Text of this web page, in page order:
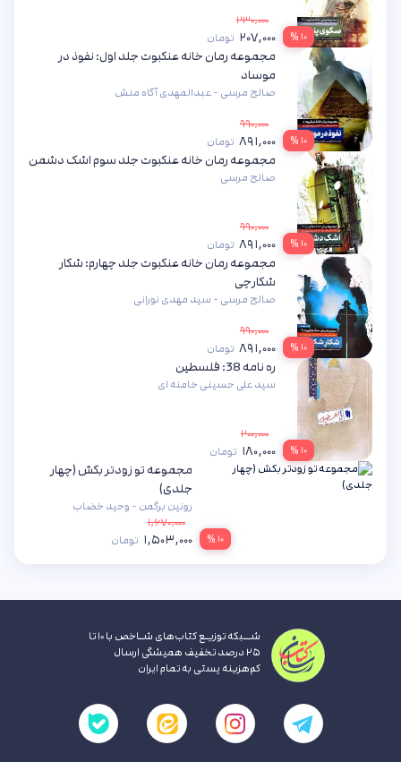
۱۰ %
۲۳۰,۰۰۰
۲۰۷,۰۰۰ تومان
۱۰ %
مجموعه رمان خانه عنکبوت جلد اول: نفوذ در
موساد
صالح مرسی - عبدالمهدی آگاه منش
۹۹۰,۰۰۰
۸۹۱,۰۰۰ تومان
۱۰ %
مجموعه رمان خانه عنکبوت جلد سوم اشک دشمن
صالح مرسی
۹۹۰,۰۰۰
۸۹۱,۰۰۰ تومان
۱۰ %
مجموعه رمان خانه عنکبوت جلد چهارم: شکار
شکارچی
صالح مرسی - سید مهدی نورانی
۹۹۰,۰۰۰
۸۹۱,۰۰۰ تومان
۱۰ %
ره نامه 38: فلسطین
سید علی حسینی خامنه ای
۲۰۰,۰۰۰
۱۸۰,۰۰۰ تومان
۱۰ %
مجموعه تو زودتر بکش (چهار
جلدی)
رونین برگمن - وحید خضاب
۱,۶۷۰,۰۰۰
۱,۵۰۳,۰۰۰ تومان
شــبکه توزیـع کتاب‌های شـاخص با ۱۰ تا
۲۵ درصد تخفیف همیشگی ارسال
کم‌هزینه پستی به تمام ایران